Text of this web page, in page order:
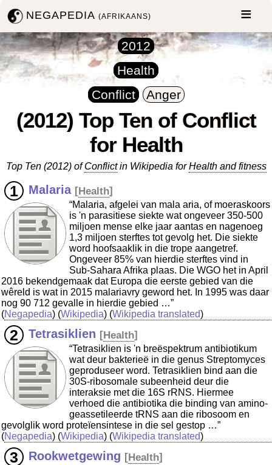
NEGAPEDIA(AFRIKAANS)
2012
Health
Conflict
Anger
(2012) Top Ten of Conflict
for Health
Top Ten (2012) ofConflictin Wikipedia forHealth and fitness
Malaria [Health]
“Malaria, afgelei van mala aria, of moeraskoors
is 'n parasitiese siekte wat ongeveer 350-500
miljoen mense elke jaar aantas en nagenoeg
1,3 miljoen sterftes tot gevolg het. Die siekte
word hoofsaaklik in die trope aangetref.
Ongeveer 85% van hierdie sterftes vind in
Sub-Sahara Afrika plaas. Die WGO het in April
2016 bekendgemaak dat Europa die eerste gebied van die
wêreld is wat in 2015 malariavry geword het. In 1995 was daar
nog 90 712 gevalle in hierdie gebied …”
(Negapedia) (Wikipedia) (Wikipedia translated)
Tetrasiklien [Health]
“Tetrasiklien is 'n breëspektrum antibiotikum
wat deur bakterieë in die genus Streptomyces
geproduseer word. Tetrasiklien bind aan die
30S-ribosomale subeenheid deur die
interaksie met die 16S rRNS. Hiermee
verhoed die antibiotika die binding van amino-
geassetileerde tRNS aan die ribosoom en
gevolglik word proteïensintese in die sel gestop …”
(Negapedia) (Wikipedia) (Wikipedia translated)
Rookwetgewing [Health]